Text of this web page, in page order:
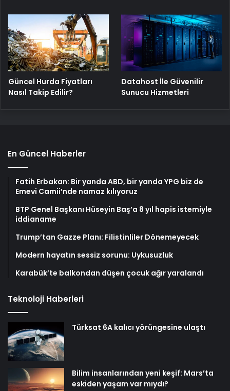
Güncel Hurda Fiyatları
Nasıl Takip Edilir?
Datahost İle Güvenilir
Sunucu Hizmetleri
En Güncel Haberler
Fatih Erbakan: Bir yanda ABD, bir yanda YPG biz de
Emevi Camii’nde namaz kılıyoruz
BTP Genel Başkanı Hüseyin Baş’a 8 yıl hapis istemiyle
iddianame
Trump’tan Gazze Planı: Filistinliler Dönemeyecek
Modern hayatın sessiz sorunu: Uykusuzluk
Karabük’te balkondan düşen çocuk ağır yaralandı
Teknoloji Haberleri
Türksat 6A kalıcı yörüngesine ulaştı
Bilim insanlarından yeni keşif: Mars’ta
eskiden yaşam var mıydı?